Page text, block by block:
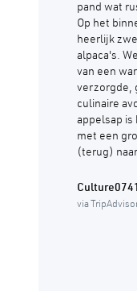
pand wat
Op het
heerlijk
alpaca's.
van een
verzorgde,
culinaire
appelsap
met een
(terug)
via